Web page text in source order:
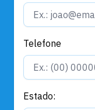
Telefone
Estado: